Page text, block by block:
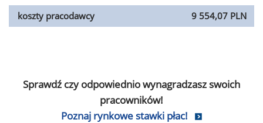
koszty pracodawcy
9 554,07 PLN
Sprawdź czy odpowiednio wynagradzasz swoich
pracowników!
Poznaj rynkowe stawki płac!